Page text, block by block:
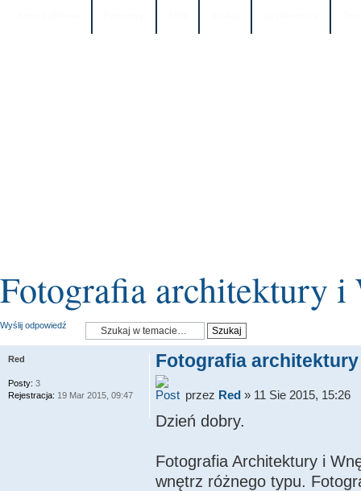
Fotografia architektury i
Wyślij odpowiedź
Fotografia
przez Red» 11 Sie 2015, 15:26
Dzień dobry.
Fotografia Architektury i
wnętrz różnego typu.
Red
Posty: 3
Rejestracja: 19 Mar 2015, 09:47